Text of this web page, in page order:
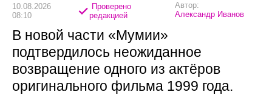
10.08.2026
08:10
Проверено
редакцией
Автор:
Александр Иванов
В новой части «Мумии»
подтвердилось неожиданное
возвращение одного из актёров
оригинального фильма 1999 года.